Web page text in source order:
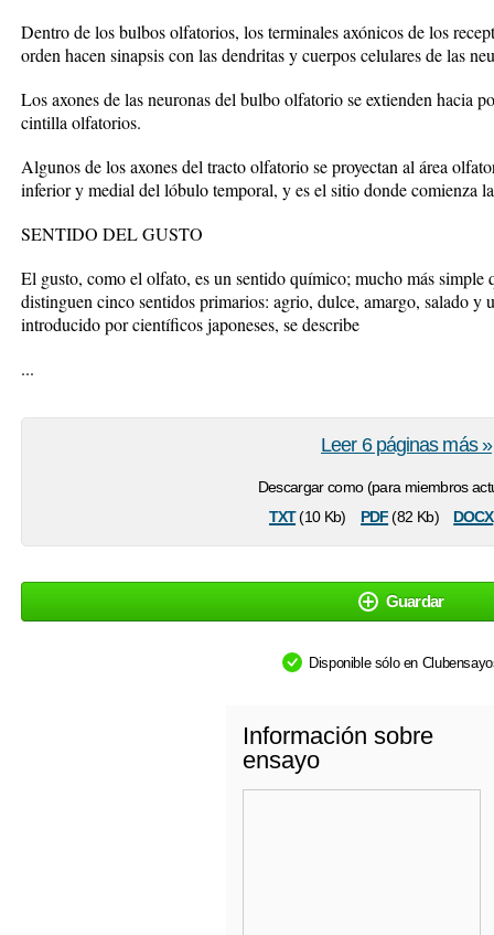
Dentro de los bulbos olfatorios, los terminales axónicos de los
orden hacen sinapsis con las dendritas y cuerpos celulares de las
Los axones de las neuronas del bulbo olfatorio se extienden hacia
cintilla olfatorios.
Algunos de los axones del tracto olfatorio se proyectan al área
inferior y medial del lóbulo temporal, y es el sitio donde comienza
SENTIDO DEL GUSTO
El gusto, como el olfato, es un sentido químico; mucho más simple
distinguen cinco sentidos primarios: agrio, dulce, amargo, salado y
introducido por científicos japoneses, se describe
...
Descargar como (para miembros
txt(10 Kb) pdf(82 Kb) docx
Leer 6 páginas más »
Guardar
Disponible sólo en
Información sobre
ensayo